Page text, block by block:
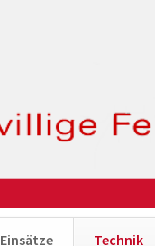
Einsätze Technik